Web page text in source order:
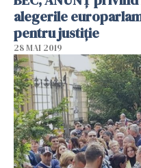
alegerile
pentru justiţie
28 MAI 2019